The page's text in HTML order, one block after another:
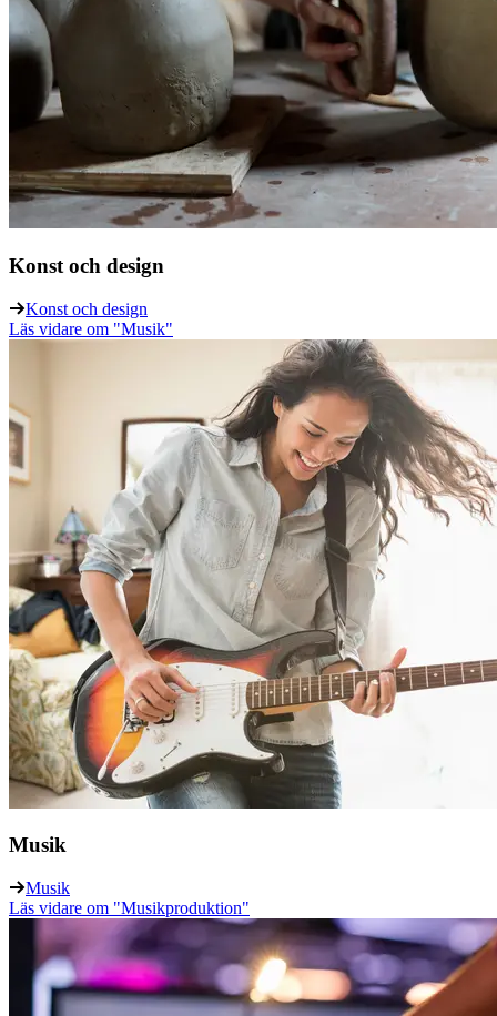
Konst och design
Konst och design
Läs vidare om "Musik"
Musik
Musik
Läs vidare om "Musikproduktion"